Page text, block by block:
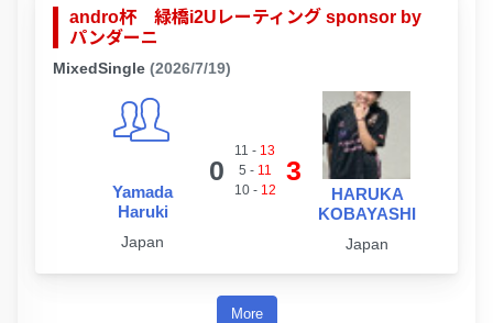
andro杯 緑橋i2Uレーティング sponsor by
パンダーニ
MixedSingle (2026/7/19)
Yamada
Haruki
Japan
0
11 - 13
5 - 11
10- 12
3
HARUKA
KOBAYASHI
Japan
More